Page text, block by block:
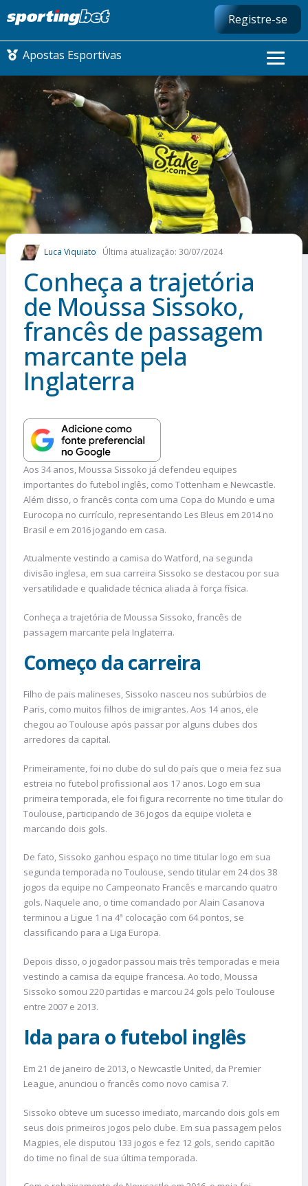
Registre-se
Apostas Esportivas
CONMEBOL LIBERTADORES
FUTEBOL NACIONAL
FUTEBOL INTERNACIONAL
COMO APOSTAR
MAIS ESPORTES
Luca Viquiato Última atualização: 30/07/2024
Conheça a trajetória
de Moussa Sissoko,
francês de passagem
marcante pela
Inglaterra
Aos 34 anos, Moussa Sissoko já defendeu equipes
importantes do futebol inglês, como Tottenham e Newcastle.
Além disso, o francês conta com uma Copa do Mundo e uma
Eurocopa no currículo, representando Les Bleus em 2014 no
Brasil e em 2016 jogando em casa.
Atualmente vestindo a camisa do Watford, na segunda
divisão inglesa, em sua carreira Sissoko se destacou por sua
versatilidade e qualidade técnica aliada à força física.
Conheça a trajetória de Moussa Sissoko, francês de
passagem marcante pela Inglaterra.
Começo da carreira
Filho de pais malineses, Sissoko nasceu nos subúrbios de
Paris, como muitos filhos de imigrantes. Aos 14 anos, ele
chegou ao Toulouse após passar por alguns clubes dos
arredores da capital.
Primeiramente, foi no clube do sul do país que o meia fez sua
estreia no futebol profissional aos 17 anos. Logo em sua
primeira temporada, ele foi figura recorrente no time titular do
Toulouse, participando de 36 jogos da equipe violeta e
marcando dois gols.
De fato, Sissoko ganhou espaço no time titular logo em sua
segunda temporada no Toulouse, sendo titular em 24 dos 38
jogos da equipe no Campeonato Francês e marcando quatro
gols. Naquele ano, o time comandado por Alain Casanova
terminou a Ligue 1 na 4ª colocação com 64 pontos, se
classificando para a Liga Europa.
Depois disso, o jogador passou mais três temporadas e meia
vestindo a camisa da equipe francesa. Ao todo, Moussa
Sissoko somou 220 partidas e marcou 24 gols pelo Toulouse
entre 2007 e 2013.
Ida para o futebol inglês
Em 21 de janeiro de 2013, o Newcastle United, da Premier
League, anunciou o francês como novo camisa 7.
Sissoko obteve um sucesso imediato, marcando dois gols em
seus dois primeiros jogos pelo clube. Em sua passagem pelos
Magpies, ele disputou 133 jogos e fez 12 gols, sendo capitão
do time no final de sua última temporada.